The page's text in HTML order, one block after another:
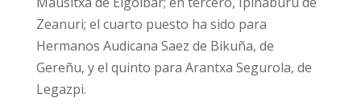
Zeanuri; el cuarto puesto ha sido para
Hermanos Audicana Saez de Bikuña, de
Gereñu, y el quinto para Arantxa Segurola, de
Legazpi.